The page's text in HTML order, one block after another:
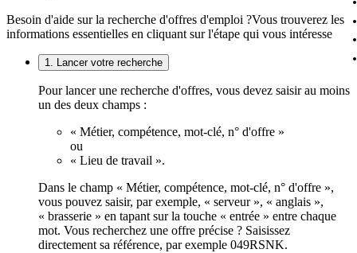
Besoin d'aide sur la recherche d'offres d'emploi ?Vous trouverez les
informations essentielles en cliquant sur l'étape qui vous intéresse
1. Lancer votre recherche
Pour lancer une recherche d'offres, vous devez saisir au moins
un des deux champs :
« Métier, compétence, mot-clé, n° d'offre »
ou
« Lieu de travail ».
Dans le champ « Métier, compétence, mot-clé, n° d'offre »,
vous pouvez saisir, par exemple, « serveur », « anglais »,
« brasserie » en tapant sur la touche « entrée » entre chaque
mot. Vous recherchez une offre précise ? Saisissez
directement sa référence, par exemple 049RSNK.